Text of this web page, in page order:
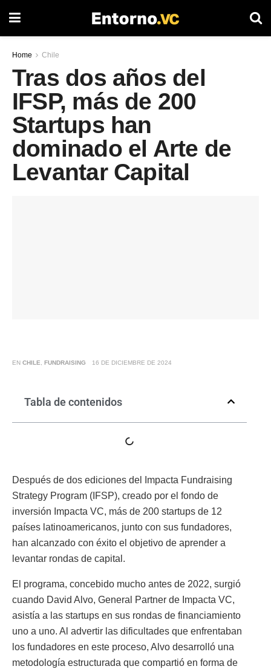
Home Chile
Tras dos años del
IFSP, más de 200
Startups han
dominado el Arte de
Levantar Capital
EN CHILE FUNDRAISING 16 DE DICIEMBRE DE 2024
Tabla de contenidos
Después de dos ediciones del Impacta Fundraising
Strategy Program (IFSP), creado por el fondo de
inversión Impacta VC, más de 200 startups de 12
países latinoamericanos, junto con sus fundadores,
han alcanzado con éxito el objetivo de aprender a
levantar rondas de capital.
El programa, concebido mucho antes de 2022, surgió
cuando David Alvo, General Partner de Impacta VC,
asistía a las startups en sus rondas de financiamiento
uno a uno. Al advertir las dificultades que enfrentaban
los fundadores en este proceso, Alvo desarrolló una
metodología estructurada que compartió en forma de